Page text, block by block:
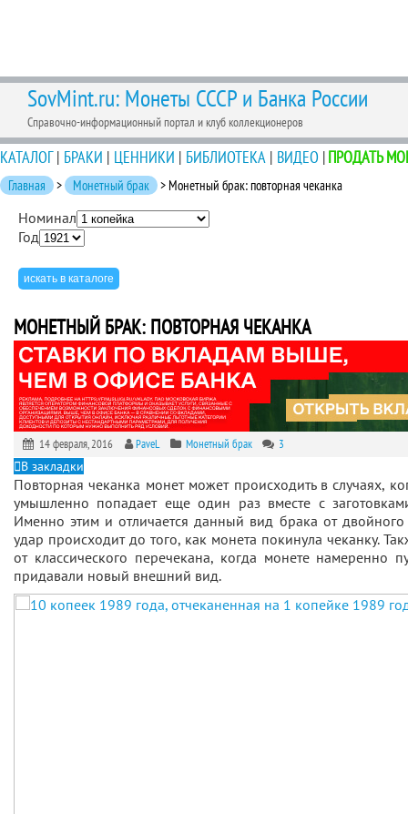
SovMint.ru: Монеты СССР и Банка России
Справочно-информационный портал и клуб коллекционеров
КАТАЛОГ| БРАКИ | ЦЕННИКИ | БИБЛИОТЕКА | ВИДЕО |ПРОДАТЬ
Главная > Монетный брак > Монетный брак: повторная чеканка
Номинал
Год
МОНЕТНЫЙ БРАК: ПОВТОРНАЯ ЧЕКАНКА
14 февраля, 2016 PaveL Монетный брак 3
В закладки
Повторная чеканка монет может происходить в случаях,
умышленно попадает еще один раз вместе с
Именно этим и отличается данный вид брака от
удар происходит до того, как монета покинула чеканку.
от классического перечекана, когда монете намеренно
придавали новый внешний вид.